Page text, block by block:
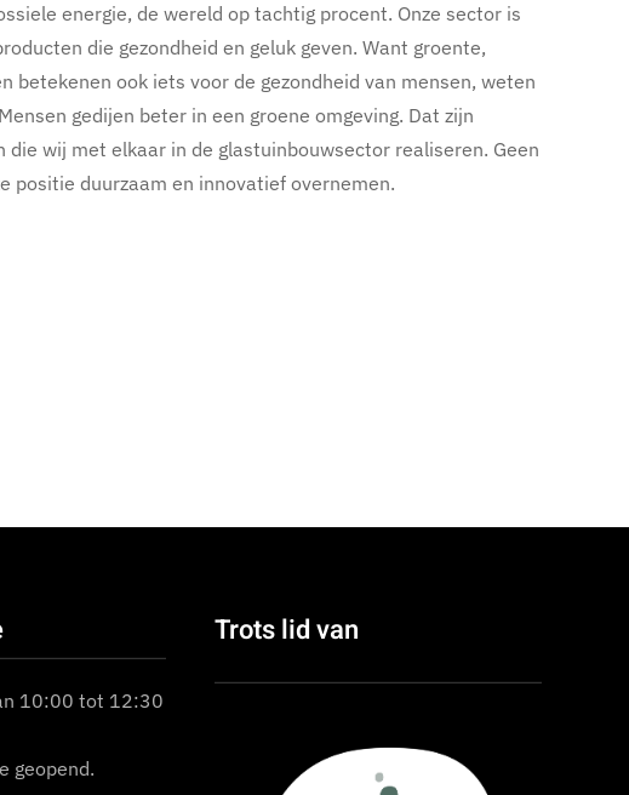
energie, de wereld op tachtig procent. Onze sector is
die gezondheid en geluk geven. Want groente,
betekenen ook iets voor de gezondheid van mensen, weten
gedijen beter in een groene omgeving. Dat zijn
die wij met elkaar in de glastuinbouwsector realiseren. Geen
positie duurzaam en innovatief overnemen.
10:00 tot 12:30
geopend.
Trots lid van